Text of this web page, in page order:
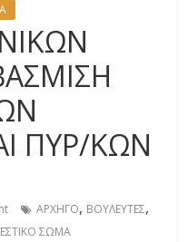
ΠΥΡ/ΚΩΝ
ΑΡΧΗΓΟ, ΒΟΥΛΕΥΤΕΣ,
ΣΩΜΑ